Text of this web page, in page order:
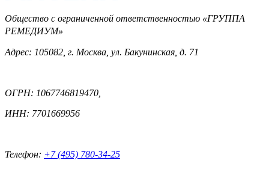
Общество с ограниченной ответственностью «ГРУППА
РЕМЕДИУМ»
Адрес: 105082, г. Москва, ул. Бакунинская, д. 71
ОГРН: 1067746819470,
ИНН: 7701669956
Телефон: +7 (495) 780-34-25